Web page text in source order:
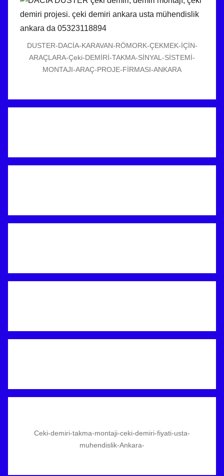
DUSTER-DACİA-KARAVAN-RÖMORK-ÇEKMEK-İÇİN-
ARAÇLARA-Çeki-DEMİRİ-TAKMA-SİNYAL-SİSTEMİ-
MONTAJI-ARAÇ-PROJE-FİRMASI-ANKARA
Ceki-demiri-takma-montaji-ceki-demiri-fiyati-usta-
muhendislik-Ankara-